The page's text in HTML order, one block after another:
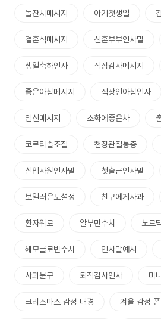
돌잔치메시지 아기첫생일
결혼식메시지 신혼부부인사말
생일축하인사 직장감사메시지
좋은아침메시지 직장인아침인사
임신메시지 소화에좋은차
코르티솔조절 천장관절통증
신입사원인사말 첫출근인사말
보일러온도설정 친구에게사과
환자위로 알부민수치 노르
헤모글로빈수치 인사말예시
사과문구 퇴직감사인사 미
크리스마스 감성 배경 겨울 감성